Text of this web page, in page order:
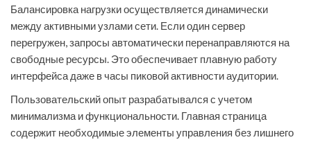
Балансировка нагрузки осуществляется динамически
между активными узлами сети. Если один сервер
перегружен, запросы автоматически перенаправляются на
свободные ресурсы. Это обеспечивает плавную работу
интерфейса даже в часы пиковой активности аудитории.
Пользовательский опыт разрабатывался с учетом
минимализма и функциональности. Главная страница
содержит необходимые элементы управления без лишнего